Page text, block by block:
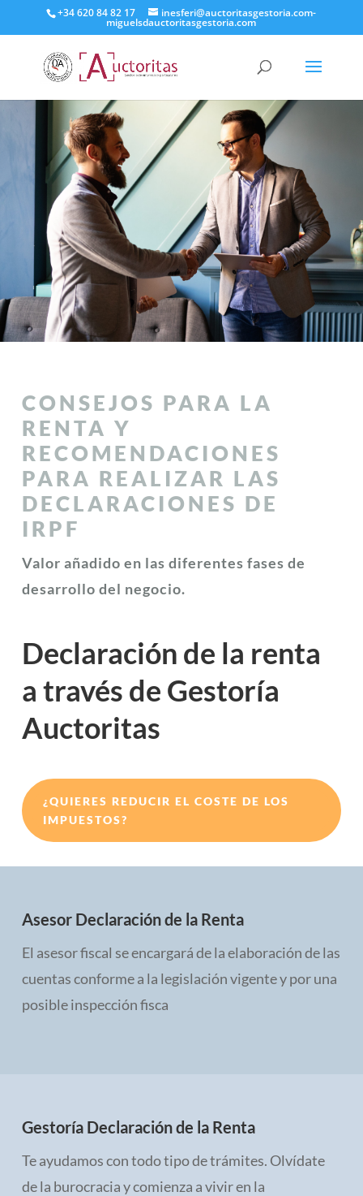
+34 620 84 82 17 inesferi@auctoritasgestoria.com-
miguelsdauctoritasgestoria.com
CONSEJOS PARA LA
RENTA Y
RECOMENDACIONES
PARA REALIZAR LAS
DECLARACIONES DE
IRPF
Valor añadido en las diferentes fases de
desarrollo del negocio.
Declaración de la renta
a través de Gestoría
Auctoritas
¿QUIERES REDUCIR EL COSTE DE LOS
IMPUESTOS?
Asesor Declaración de la Renta
El asesor fiscal se encargará de la elaboración de las
cuentas conforme a la legislación vigente y por una
posible inspección fisca
Gestoría Declaración de la Renta
Te ayudamos con todo tipo de trámites. Olvídate
de la burocracia y comienza a vivir en la